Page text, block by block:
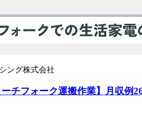
ング株式会社
ーチフォーク運搬作業】月収